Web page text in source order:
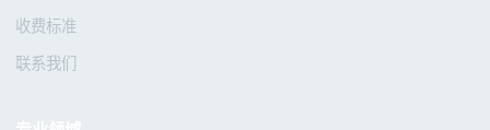
收费标准
联系我们